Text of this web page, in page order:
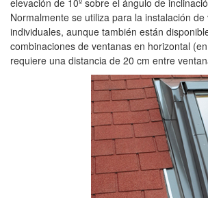
Normalmente se utiliza para la instalación de
individuales, aunque también están
combinaciones de ventanas en horizontal
requiere una distancia de 20 cm entre